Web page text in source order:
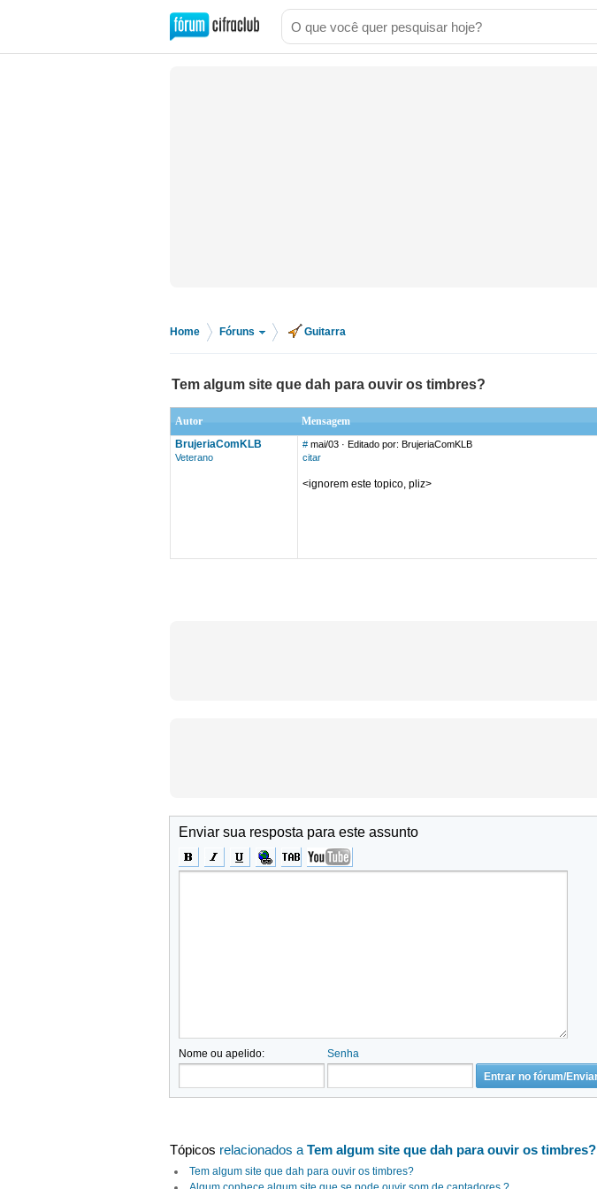
Home Fóruns Guitarra
Tem algum site que dah para ouvir os timbres?
Autor
Mensagem
BrujeriaComKLB
Veterano
# mai/03 · Editado por: BrujeriaComKLB
citar
<ignorem este topico, pliz>
Enviar sua resposta para este assunto
Nome ou apelido: Senha
Tópicos relacionados a Tem algum site que dah para ouvir os timbres?
Tem algum site que dah para ouvir os timbres?